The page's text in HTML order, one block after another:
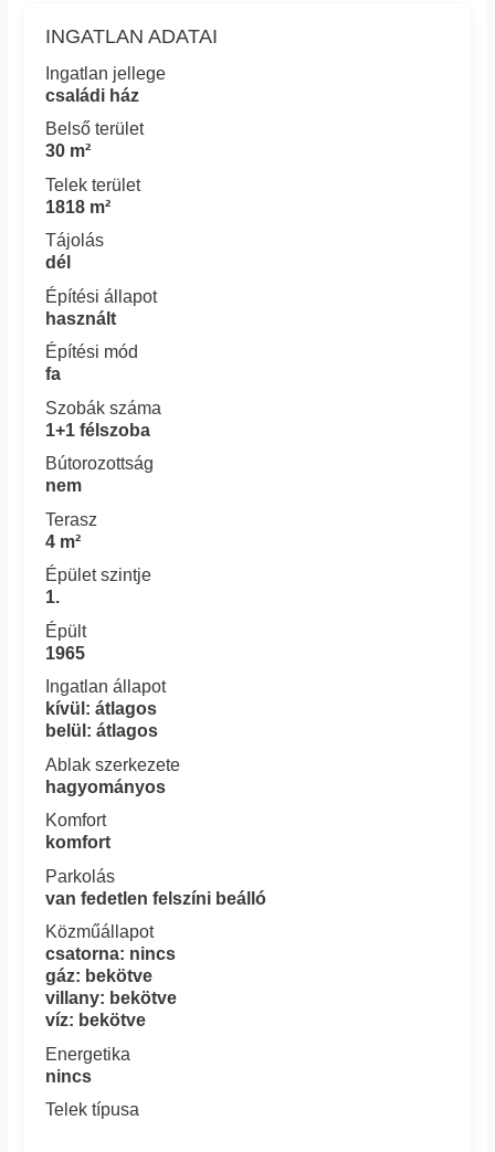
INGATLAN ADATAI
Ingatlan jellege
családi ház
Belső terület
30 m²
Telek terület
1818 m²
Tájolás
dél
Építési állapot
használt
Építési mód
fa
Szobák száma
1+1 félszoba
Bútorozottság
nem
Terasz
4 m²
Épület szintje
1.
Épült
1965
Ingatlan állapot
kívül: átlagos
belül: átlagos
Ablak szerkezete
hagyományos
Komfort
komfort
Parkolás
van fedetlen felszíni beálló
Közműállapot
csatorna: nincs
gáz: bekötve
villany: bekötve
víz: bekötve
Energetika
nincs
Telek típusa